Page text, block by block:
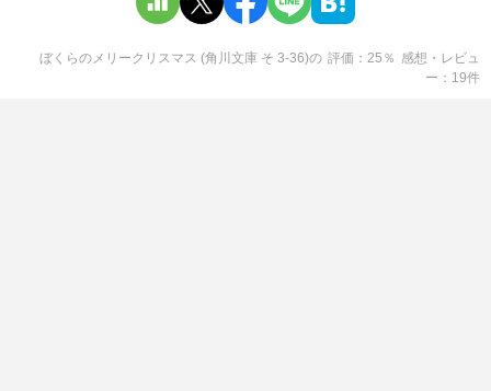
ぼくらのメリークリスマス (角川文庫 そ 3-36)の 評価 25 ％ 感想・レビュ
ー
19件